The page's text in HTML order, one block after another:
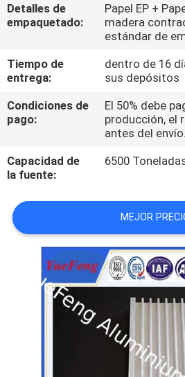
CONTÁCTENOS
NOTICIAS
SOLICITAR
UNA
DEL
SITIO
PRIVACY
POLICY
Detalles de
empaquetado:
Papel EP +
madera
estándar de
Tiempo de
entrega:
dentro de 16
sus depósitos
Condiciones de
pago:
El 50% debe
producción, el
antes del envío.
Capacidad de
la fuente:
6500
MEJOR